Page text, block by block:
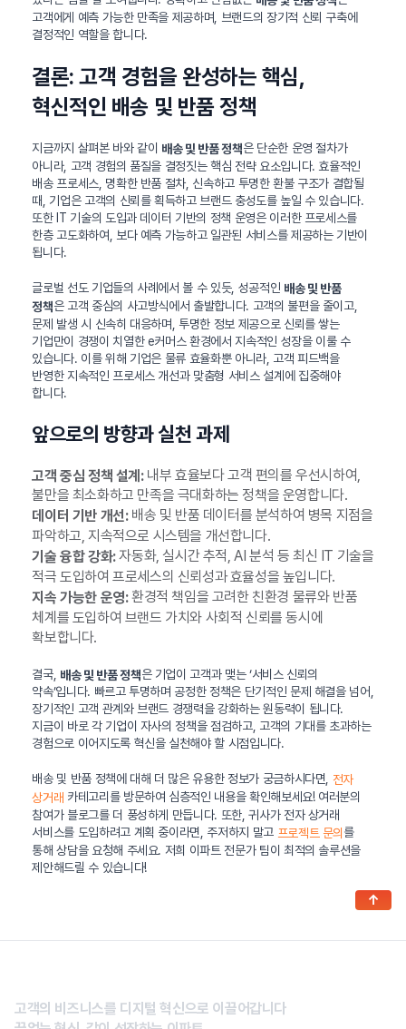
고객에게 예측 가능한 만족을 제공하며, 브랜드의 장기적 신뢰 구축에
결정적인 역할을 합니다.
결론: 고객 경험을 완성하는 핵심,
혁신적인 배송 및 반품 정책
지금까지 살펴본 바와 같이 배송 및 반품 정책은 단순한 운영 절차가
아니라, 고객 경험의 품질을 결정짓는 핵심 전략 요소입니다. 효율적인
배송 프로세스, 명확한 반품 절차, 신속하고 투명한 환불 구조가 결합될
때, 기업은 고객의 신뢰를 획득하고 브랜드 충성도를 높일 수 있습니다.
또한 IT 기술의 도입과 데이터 기반의 정책 운영은 이러한 프로세스를
한층 고도화하여, 보다 예측 가능하고 일관된 서비스를 제공하는 기반이
됩니다.
글로벌 선도 기업들의 사례에서 볼 수 있듯, 성공적인 배송 및 반품
정책은 고객 중심의 사고방식에서 출발합니다. 고객의 불편을 줄이고,
문제 발생 시 신속히 대응하며, 투명한 정보 제공으로 신뢰를 쌓는
기업만이 경쟁이 치열한 e커머스 환경에서 지속적인 성장을 이룰 수
있습니다. 이를 위해 기업은 물류 효율화뿐 아니라, 고객 피드백을
반영한 지속적인 프로세스 개선과 맞춤형 서비스 설계에 집중해야
합니다.
앞으로의 방향과 실천 과제
고객 중심 정책 설계:내부 효율보다 고객 편의를 우선시하여,
불만을 최소화하고 만족을 극대화하는 정책을 운영합니다.
데이터 기반 개선:배송 및 반품 데이터를 분석하여 병목 지점을
파악하고, 지속적으로 시스템을 개선합니다.
기술 융합 강화:자동화, 실시간 추적, AI 분석 등 최신 IT 기술을
적극 도입하여 프로세스의 신뢰성과 효율성을 높입니다.
지속 가능한 운영:환경적 책임을 고려한 친환경 물류와 반품
체계를 도입하여 브랜드 가치와 사회적 신뢰를 동시에
확보합니다.
결국, 배송 및 반품 정책은 기업이 고객과 맺는 ‘서비스 신뢰의
약속’입니다. 빠르고 투명하며 공정한 정책은 단기적인 문제 해결을 넘어,
장기적인 고객 관계와 브랜드 경쟁력을 강화하는 원동력이 됩니다.
지금이 바로 각 기업이 자사의 정책을 점검하고, 고객의 기대를 초과하는
경험으로 이어지도록 혁신을 실천해야 할 시점입니다.
배송 및 반품 정책에 대해 더 많은 유용한 정보가 궁금하시다면, 전자
상거래 카테고리를 방문하여 심층적인 내용을 확인해보세요! 여러분의
참여가 블로그를 더 풍성하게 만듭니다. 또한, 귀사가 전자 상거래
서비스를 도입하려고 계획 중이라면, 주저하지 말고 프로젝트 문의 를
통해 상담을 요청해 주세요. 저희 이파트 전문가 팀이 최적의 솔루션을
제안해드릴 수 있습니다!
고객의 비즈니스를 디지털 혁신으로 이끌어갑니다
↑